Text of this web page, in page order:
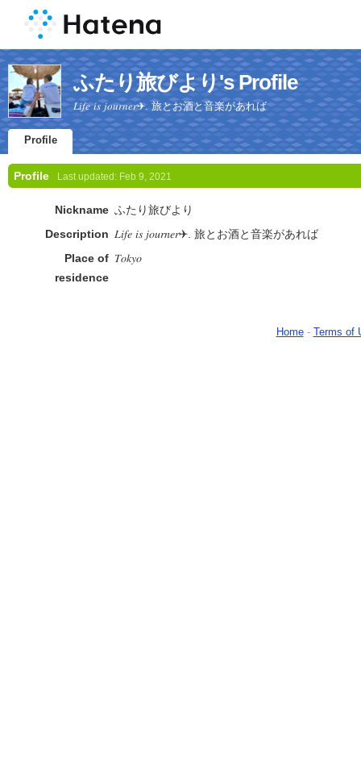
ふたり旅びより's Profile
𝐿𝑖𝑓𝑒 𝑖𝑠 𝑗𝑜𝑢𝑟𝑛𝑒𝑟✈︎. 旅とお酒と音楽があれば
Profile
Profile Last updated: Feb 9, 2021
Nickname ふたり旅びより
Description 𝐿𝑖𝑓𝑒 𝑖𝑠 𝑗𝑜𝑢𝑟𝑛𝑒𝑟✈︎. 旅とお酒と音楽があれば
Place of
residence
𝑇𝑜𝑘𝑦𝑜
Home- Terms of